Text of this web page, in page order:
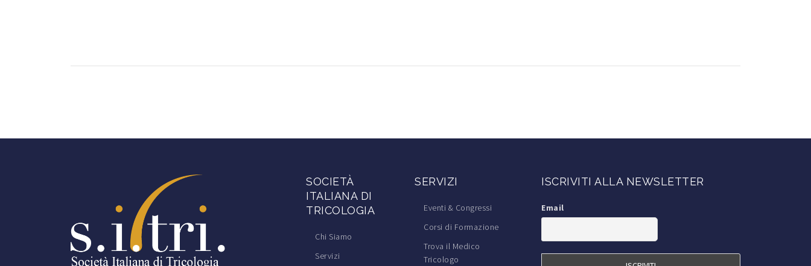
SOCIETÀ
ITALIANA DI
TRICOLOGIA
Chi Siamo
Servizi
SERVIZI
Eventi & Congressi
Corsi di Formazione
Trova il Medico
Tricologo
ISCRIVITI ALLA NEWSLETTER
Email